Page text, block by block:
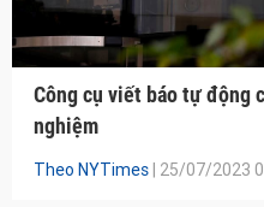
Công cụ viết báo tự động
nghiệm
Theo NYTimes | 25/07/2023